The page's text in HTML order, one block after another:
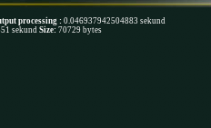
processing : 0.046937942504883 sekund
sekundSize: 70729 bytes